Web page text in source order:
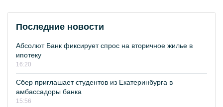
Последние новости
Абсолют Банк фиксирует спрос на вторичное жилье в
ипотеку
16:20
Сбер приглашает студентов из Екатеринбурга в
амбассадоры банка
15:56